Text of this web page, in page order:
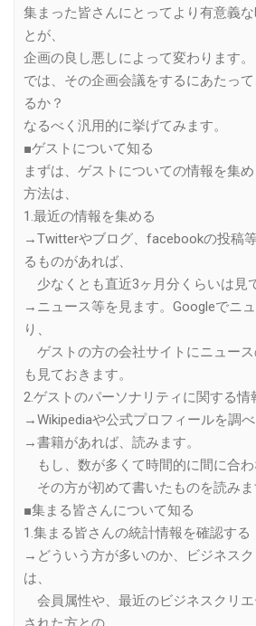
集まった皆さんにとってより有意義
とが、
企画の良し悪しによって変わります。
では、その企画会議をするにあたっ
るか？
なるべく汎用的に挙げてみます。
■ゲストについて知る
まずは、ゲストについての情報を集め
方法は、
1.最近の情報を集める
→Twitterやブログ、facebookの投稿
るものがあれば、
少なくとも直近3ヶ月分くらいは見
→ニュース等を見ます。Googleでニ
り、
ゲストの方の会社サイトにニュー
も見ておきます。
2.ゲストのパーソナリティに関する情
→Wikipediaや公式プロフィールを調
→書籍があれば、読みます。
もし、数が多くて時間的に間に合わ
その方が初めて書いたものを読みま
■集まる皆さんについて知る
1.集まる皆さんの統計情報を確認する
→どういう方が多いのか、ビジネス
は、
会員属性や、最近のビジネスクリ